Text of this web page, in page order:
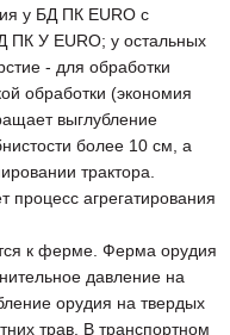
у БД ПК EURO с
ПК У EURO; у остальных
- для обработки
обработки (экономия
выглубление
более 10 см, а
трактора.
процесс агрегатирования
к ферме. Ферма орудия
давление на
орудия на твердых
трав. В транспортном